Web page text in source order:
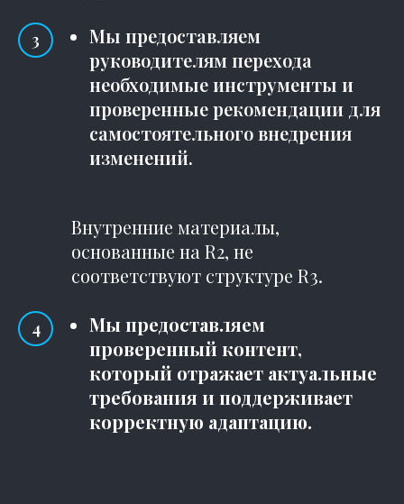
Мы предоставляем
руководителям перехода
необходимые инструменты и
проверенные рекомендации для
самостоятельного внедрения
изменений.
Внутренние материалы,
основанные на R2, не
соответствуют структуре R3.
Мы предоставляем
проверенный контент,
который отражает актуальные
требования и поддерживает
корректную адаптацию.